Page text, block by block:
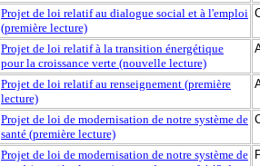
Projet de loi relatif au dialogue social et à l'emploi
(première lecture)
Projet de loi relatif à la transition énergétique
pour la croissance verte (nouvelle lecture)
Projet de loi relatif au renseignement (première
lecture)
Projet de loi de modernisation de notre système de
santé (première lecture)
Projet de loi de modernisation de notre système de